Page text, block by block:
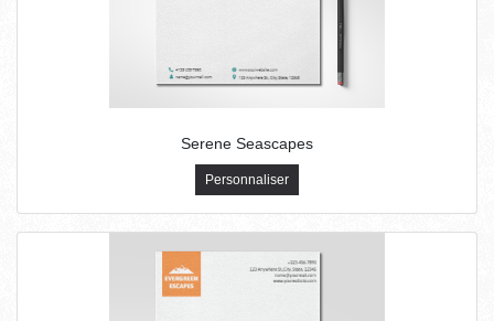
Serene Seascapes
Personnaliser